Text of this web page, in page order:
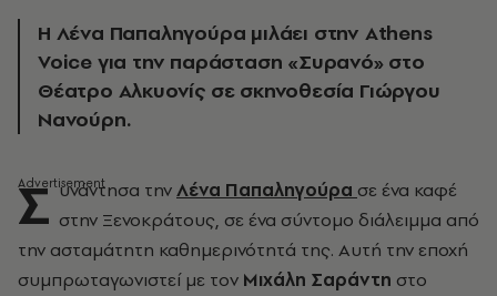
Η Λένα Παπαληγούρα μιλάει στην Athens
Voice για την παράσταση «Συρανό» στο
Θέατρο Αλκυονίς σε σκηνοθεσία Γιώργου
Νανούρη.
Σ υνάντησα τηνΛένα Παπαληγούρα σε ένα καφέ
στην Ξενοκράτους, σε ένα σύντομο διάλειμμα από
την ασταμάτητη καθημερινότητά της. Αυτή την εποχή
συμπρωταγωνιστεί με τον Μιχάλη Σαράντη στο